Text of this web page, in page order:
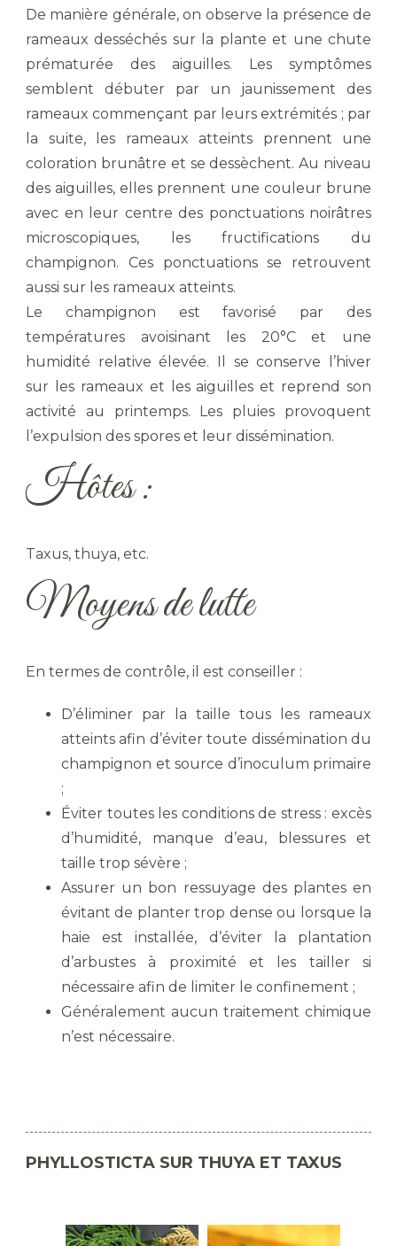
De manière générale, on observe la présence de
rameaux desséchés sur la plante et une chute
prématurée des aiguilles. Les symptômes
semblent débuter par un jaunissement des
rameaux commençant par leurs extrémités ; par
la suite, les rameaux atteints prennent une
coloration brunâtre et se dessèchent. Au niveau
des aiguilles, elles prennent une couleur brune
avec en leur centre des ponctuations noirâtres
microscopiques, les fructifications du
champignon. Ces ponctuations se retrouvent
aussi sur les rameaux atteints.
Le champignon est favorisé par des
températures avoisinant les 20°C et une
humidité relative élevée. Il se conserve l’hiver
sur les rameaux et les aiguilles et reprend son
activité au printemps. Les pluies provoquent
l’expulsion des spores et leur dissémination.
Hôtes :
Taxus, thuya, etc.
Moyens de lutte
En termes de contrôle, il est conseiller :
D’éliminer par la taille tous les rameaux
atteints afin d’éviter toute dissémination du
champignon et source d’inoculum primaire
;
Éviter toutes les conditions de stress : excès
d’humidité, manque d’eau, blessures et
taille trop sévère ;
Assurer un bon ressuyage des plantes en
évitant de planter trop dense ou lorsque la
haie est installée, d’éviter la plantation
d’arbustes à proximité et les tailler si
nécessaire afin de limiter le confinement ;
Généralement aucun traitement chimique
n’est nécessaire.
PHYLLOSTICTA SUR THUYA ET TAXUS